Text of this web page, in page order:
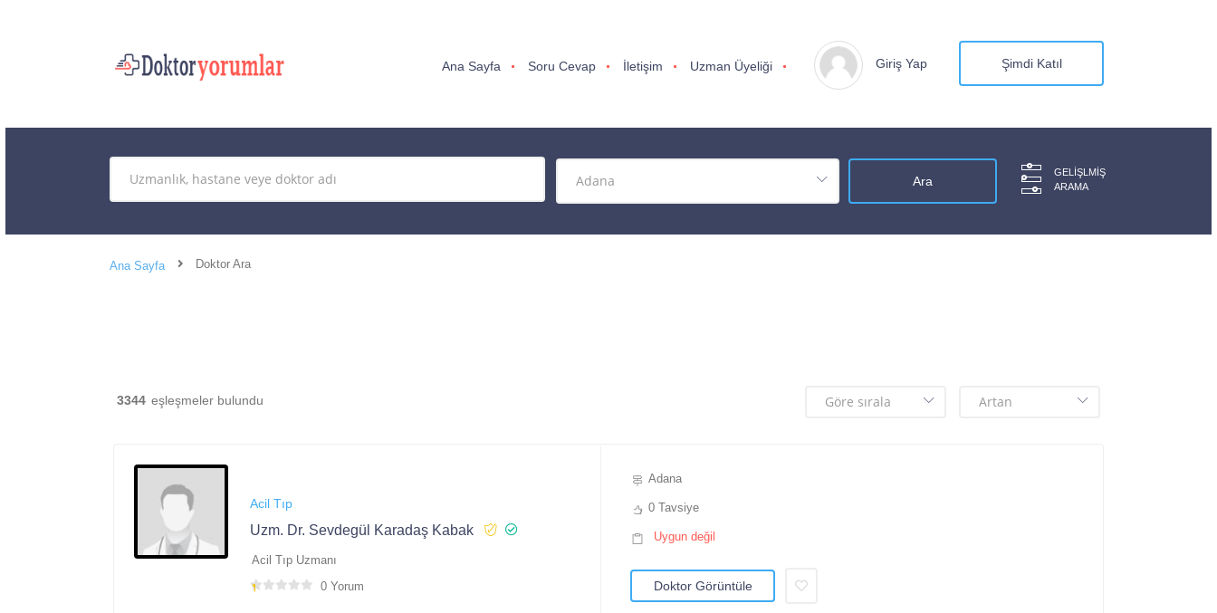
Ana Sayfa Soru Cevap İletişim Uzman Üyeliği Giriş Yap Şimdi Katıl
GELIŞLMIŞ
ARAMA
Ana Sayfa Doktor Ara
3344 eşleşmeler bulundu
Acil Tıp
Uzm. Dr. Sevdegül Karadaş Kabak
Acil Tıp Uzmanı
0 Yorum
Adana
0 Tavsiye
Uygun değil
Doktor Görüntüle